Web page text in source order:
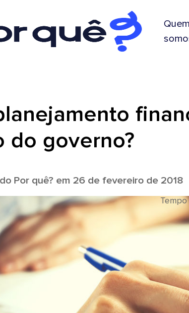
Quem
do governo?
Por quê? em 26 de fevereiro de 2018